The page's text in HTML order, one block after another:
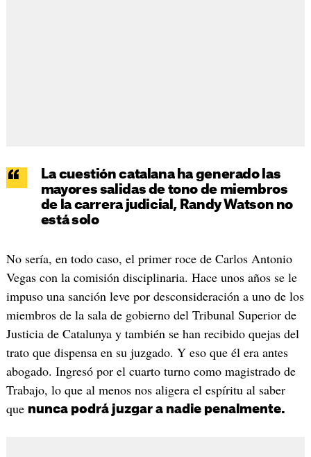
La cuestión catalana ha generado las
mayores salidas de tono de miembros
de la carrera judicial, Randy Watson no
está solo
No sería, en todo caso, el primer roce de Carlos Antonio
Vegas con la comisión disciplinaria. Hace unos años se le
impuso una sanción leve por desconsideración a uno de los
miembros de la sala de gobierno del Tribunal Superior de
Justicia de Catalunya y también se han recibido quejas del
trato que dispensa en su juzgado. Y eso que él era antes
abogado. Ingresó por el cuarto turno como magistrado de
Trabajo, lo que al menos nos aligera el espíritu al saber
que nunca podrá juzgar a nadie penalmente.